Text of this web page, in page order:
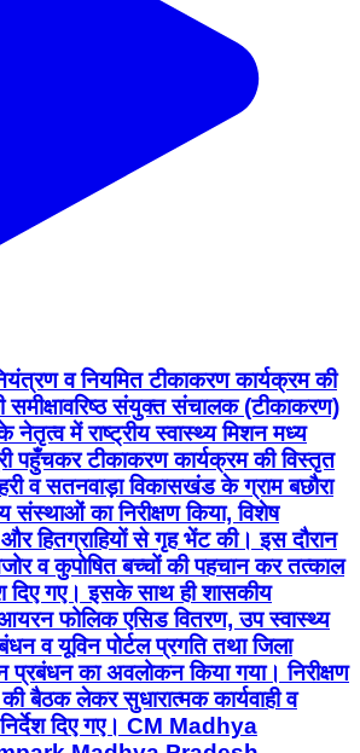
व नियमित टीकाकरण कार्यक्रम की
समीक्षा ​वरिष्ठ संयुक्त संचालक (टीकाकरण)
नेतृत्व में राष्ट्रीय स्वास्थ्य मिशन मध्य
पहुँचकर टीकाकरण कार्यक्रम की विस्तृत
व सतनवाड़ा विकासखंड के ग्राम बछौरा
संस्थाओं का निरीक्षण किया, विशेष
हितग्राहियों से गृह भेंट की। इस दौरान
व कुपोषित बच्चों की पहचान कर तत्काल
दिए गए। इसके साथ ही शासकीय
आयरन फोलिक एसिड वितरण, उप स्वास्थ्य
व यूविन पोर्टल प्रगति तथा जिला
प्रबंधन का अवलोकन किया गया। निरीक्षण
बैठक लेकर सुधारात्मक कार्यवाही व
के निर्देश दिए गए। CM Madhya